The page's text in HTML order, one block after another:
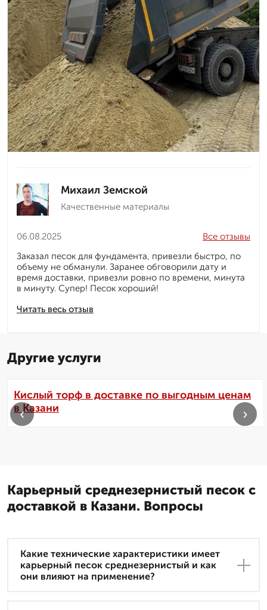
Михаил Земской
Качественные материалы
06.08.2025
Читать весь отзыв
Все отзывы
Заказал песок для фундамента, привезли быстро, по
объему не обманули. Заранее обговорили дату и
время доставки, привезли ровно по времени, минута
в минуту. Супер! Песок хороший!
Другие услуги
Кислый торф в доставке по выгодным ценам
в Казани
‹ ›
Карьерный среднезернистый песок с
доставкой в Казани. Вопросы
Какие технические характеристики имеет
карьерный песок среднезернистый и как
они влияют на применение?